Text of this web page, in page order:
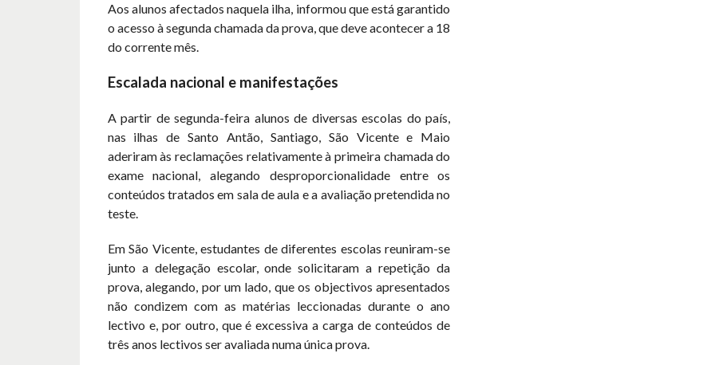
Aos alunos afectados naquela ilha, informou que está garantido
o acesso à segunda chamada da prova, que deve acontecer a 18
do corrente mês.
Escalada nacional e manifestações
A partir de segunda-feira alunos de diversas escolas do país,
nas ilhas de Santo Antão, Santiago, São Vicente e Maio
aderiram às reclamações relativamente à primeira chamada do
exame nacional, alegando desproporcionalidade entre os
conteúdos tratados em sala de aula e a avaliação pretendida no
teste.
Em São Vicente, estudantes de diferentes escolas reuniram-se
junto a delegação escolar, onde solicitaram a repetição da
prova, alegando, por um lado, que os objectivos apresentados
não condizem com as matérias leccionadas durante o ano
lectivo e, por outro, que é excessiva a carga de conteúdos de
três anos lectivos ser avaliada numa única prova.